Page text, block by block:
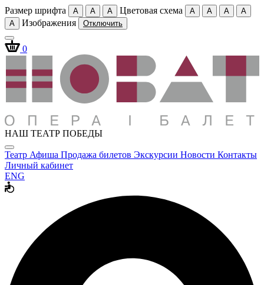
Размер шрифта A A A Цветовая схема A A A
A
A
Изображения Отключить
0
НАШ ТЕАТР ПОБЕДЫ
Театр Афиша Продажа билетов Экскурсии Новости Контакты
Личный кабинет
ENG